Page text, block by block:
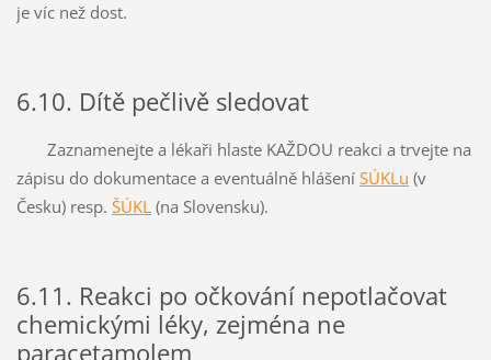
je víc než dost.
6.10. Dítě pečlivě sledovat
Zaznamenejte a lékaři hlaste KAŽDOU reakci a trvejte na
zápisu do dokumentace a eventuálně hlášení SÚKLu (v
Česku) resp. ŠÚKL (na Slovensku).
6.11. Reakci po očkování nepotlačovat
chemickými léky, zejména ne
paracetamolem